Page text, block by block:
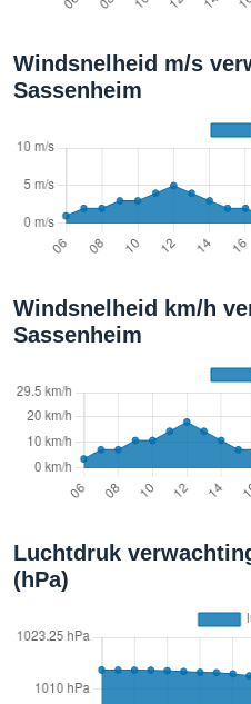
Windsnelheid m/s
Sassenheim
Windsnelheid km/h
Sassenheim
Luchtdruk
(hPa)